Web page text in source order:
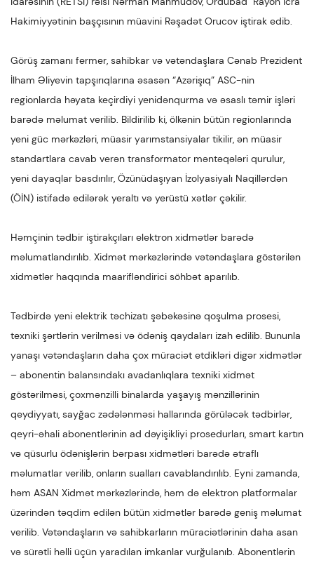
Hakimiyyətinin başçısının müavini Rəşadət Orucov iştirak edib.
Görüş zamanı fermer, sahibkar və vətəndaşlara Cənab Prezident
İlham Əliyevin tapşırıqlarına əsasən “Azərişıq” ASC-nin
regionlarda həyata keçirdiyi yenidənqurma və əsaslı təmir işləri
barədə məlumat verilib. Bildirilib ki, ölkənin bütün regionlarında
yeni güc mərkəzləri, müasir yarımstansiyalar tikilir, ən müasir
standartlara cavab verən transformator məntəqələri qurulur,
yeni dayaqlar basdırılır, Özünüdaşıyan İzolyasiyalı Naqillərdən
(ÖİN) istifadə edilərək yeraltı və yerüstü xətlər çəkilir.
Həmçinin tədbir iştirakçıları elektron xidmətlər barədə
məlumatlandırılıb. Xidmət mərkəzlərində vətəndaşlara göstərilən
xidmətlər haqqında maarifləndirici söhbət aparılıb.
Tədbirdə yeni elektrik təchizatı şəbəkəsinə qoşulma prosesi,
texniki şərtlərin verilməsi və ödəniş qaydaları izah edilib. Bununla
yanaşı vətəndaşların daha çox müraciət etdikləri digər xidmətlər
– abonentin balansındakı avadanlıqlara texniki xidmət
göstərilməsi, çoxmənzilli binalarda yaşayış mənzillərinin
qeydiyyatı, sayğac zədələnməsi hallarında görüləcək tədbirlər,
qeyri-əhali abonentlərinin ad dəyişikliyi prosedurları, smart kartın
və qüsurlu ödənişlərin bərpası xidmətləri barədə ətraflı
məlumatlar verilib, onların sualları cavablandırılıb. Eyni zamanda,
həm ASAN Xidmət mərkəzlərində, həm də elektron platformalar
üzərindən təqdim edilən bütün xidmətlər barədə geniş məlumat
verilib. Vətəndaşların və sahibkarların müraciətlərinin daha asan
və sürətli həlli üçün yaradılan imkanlar vurğulanıb. Abonentlərin